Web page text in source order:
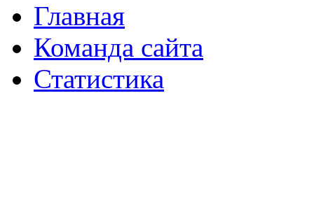
Главная
Команда сайта
Статистика